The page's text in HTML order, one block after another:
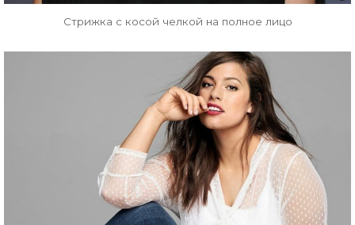
Стрижка с косой челкой на полное лицо